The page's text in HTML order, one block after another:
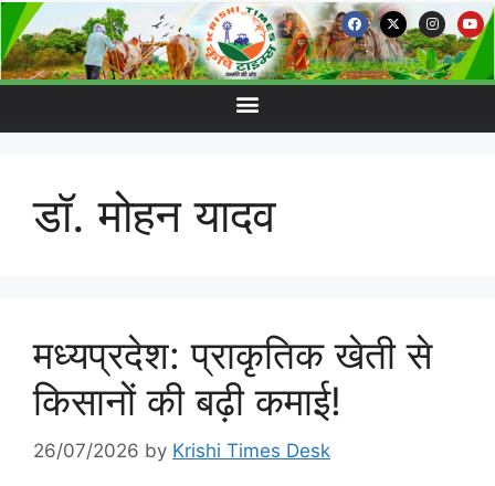
डॉ. मोहन यादव
मध्यप्रदेश: प्राकृतिक खेती से
किसानों की बढ़ी कमाई!
26/07/2026 by Krishi Times Desk